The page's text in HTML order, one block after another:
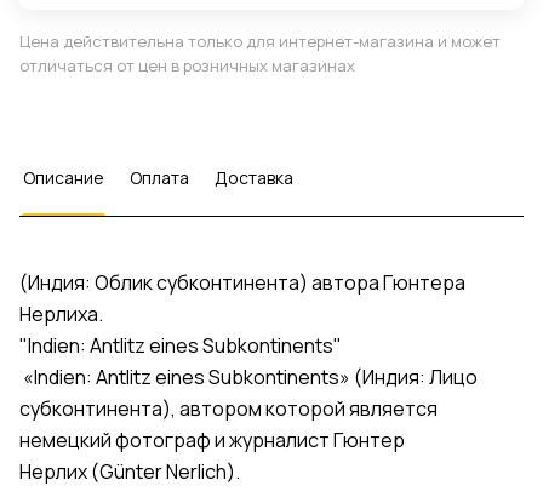
Цена действительна только для интернет-магазина и может
отличаться от цен в розничных магазинах
Описание Оплата Доставка
(Индия: Облик субконтинента) автора Гюнтера
Нерлиха.
"Indien: Antlitz eines Subkontinents"
«Indien: Antlitz eines Subkontinents» (Индия: Лицо
субконтинента), автором которой является
немецкий фотограф и журналист Гюнтер
Нерлих (Günter Nerlich).